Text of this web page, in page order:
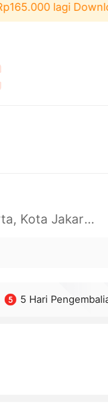
lagi Download
Daerah Khusus Ibukota Jakarta, Kota Jakarta Barat, Cengkareng, yy
5 Hari